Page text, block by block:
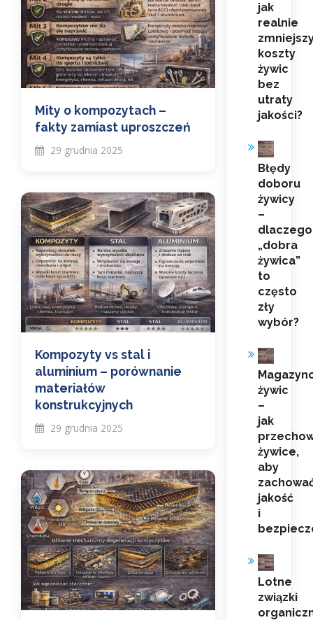
jak
realnie
koszty
żywic
bez
utraty
jakości?
Błędy
doboru
żywicy
–
dlaczego
„dobra
żywica”
to
często
zły
wybór?
żywic
–
jak
żywice,
aby
jakość
i
Lotne
związki
Mity o kompozytach –
fakty zamiast uproszczeń
29 grudnia 2025
Kompozyty vs stal i
aluminium – porównanie
materiałów
konstrukcyjnych
29 grudnia 2025